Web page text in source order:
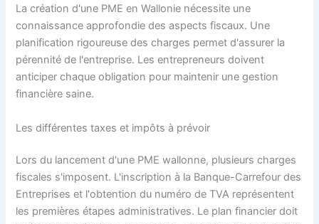
La création d'une PME en Wallonie nécessite une
connaissance approfondie des aspects fiscaux. Une
planification rigoureuse des charges permet d'assurer la
pérennité de l'entreprise. Les entrepreneurs doivent
anticiper chaque obligation pour maintenir une gestion
financière saine.
Les différentes taxes et impôts à prévoir
Lors du lancement d'une PME wallonne, plusieurs charges
fiscales s'imposent. L'inscription à la Banque-Carrefour des
Entreprises et l'obtention du numéro de TVA représentent
les premières étapes administratives. Le plan financier doit